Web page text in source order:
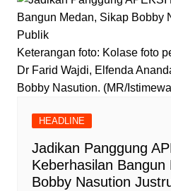
Keterangan foto: Kolase foto
Dr Farid Wajdi, Elfenda
Bobby Nasution. (MR/
HEADLINE
Jadikan Panggung
Keberhasilan Bangun
Bobby Nasution